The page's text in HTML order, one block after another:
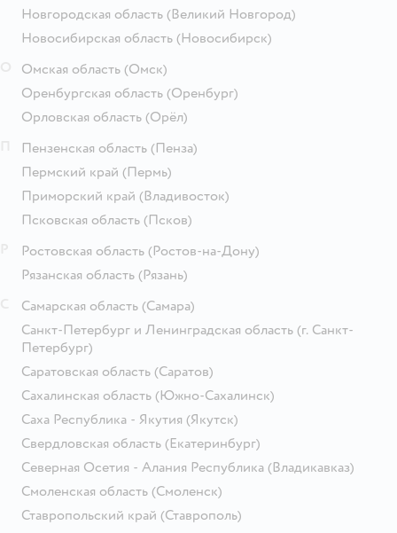
Новгородская область (Великий Новгород)
Новосибирская область (Новосибирск)
Омская область (Омск)
Оренбургская область (Оренбург)
Орловская область (Орёл)
Пензенская область (Пенза)
Пермский край (Пермь)
Приморский край (Владивосток)
Псковская область (Псков)
Ростовская область (Ростов-на-Дону)
Рязанская область (Рязань)
Самарская область (Самара)
Санкт-Петербург и Ленинградская область (г. Санкт-
Петербург)
Саратовская область (Саратов)
Сахалинская область (Южно-Сахалинск)
Саха Республика - Якутия (Якутск)
Свердловская область (Екатеринбург)
Северная Осетия - Алания Республика (Владикавказ)
Смоленская область (Смоленск)
Ставропольский край (Ставрополь)